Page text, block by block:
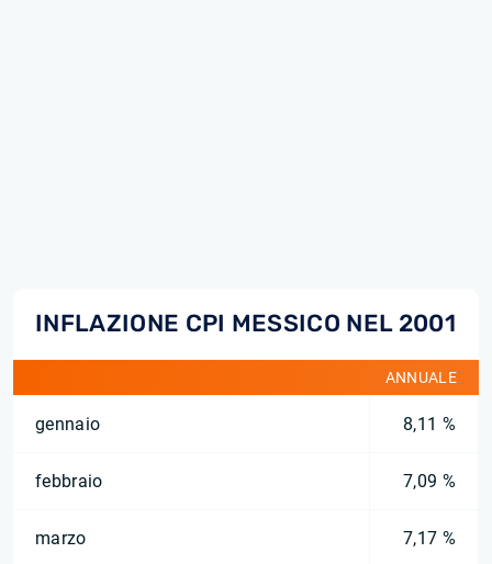
INFLAZIONE CPI MESSICO NEL 2001
ANNUALE
gennaio 8,11 %
febbraio 7,09 %
marzo 7,17 %